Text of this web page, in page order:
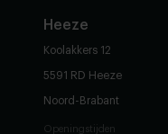
Heeze
Koolakkers 12
5591 RD Heeze
Noord-Brabant
Openingstijden